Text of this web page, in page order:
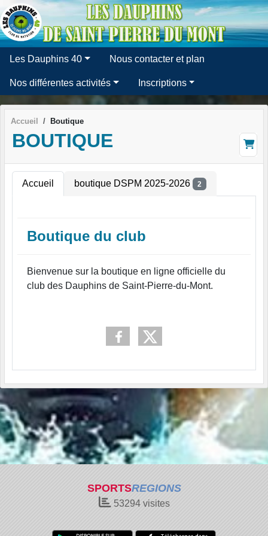
Les Dauphins 40 Nous contacter et plan
Nos différentes activités Inscriptions
Accueil Boutique
BOUTIQUE
Accueil boutique DSPM 2025-2026 2
Boutique du club
Bienvenue sur la boutique en ligne officielle du
club des Dauphins de Saint-Pierre-du-Mont.
SPORTSREGIONS
53294visites
Panneau de gestion des cookies